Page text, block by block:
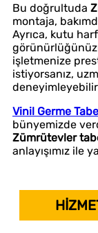
Bu doğrultuda
montaja,
Ayrıca, kutu
işletmenize
istiyorsanız,
Vinil Germe
bünyemizde
Zümrütevler
anlayışımız ile